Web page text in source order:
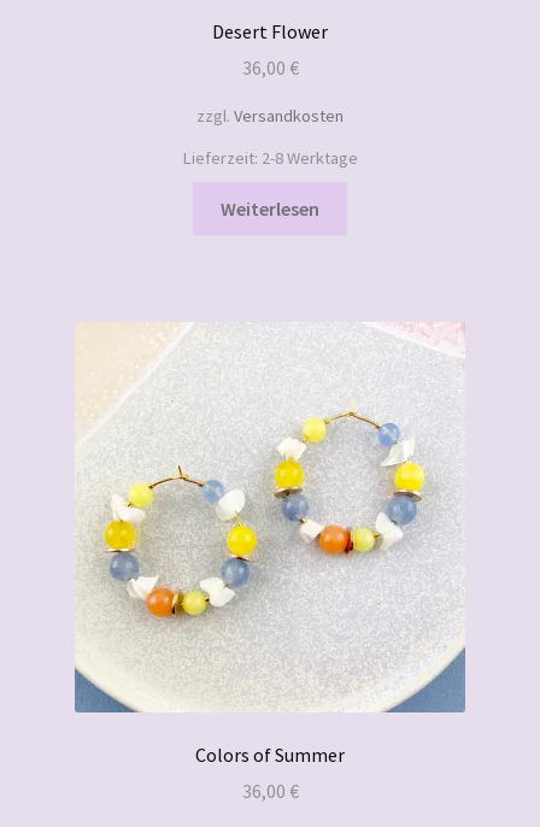
Desert Flower
36,00 €
zzgl. Versandkosten
Lieferzeit: 2-8 Werktage
Weiterlesen
Colors of Summer
36,00 €